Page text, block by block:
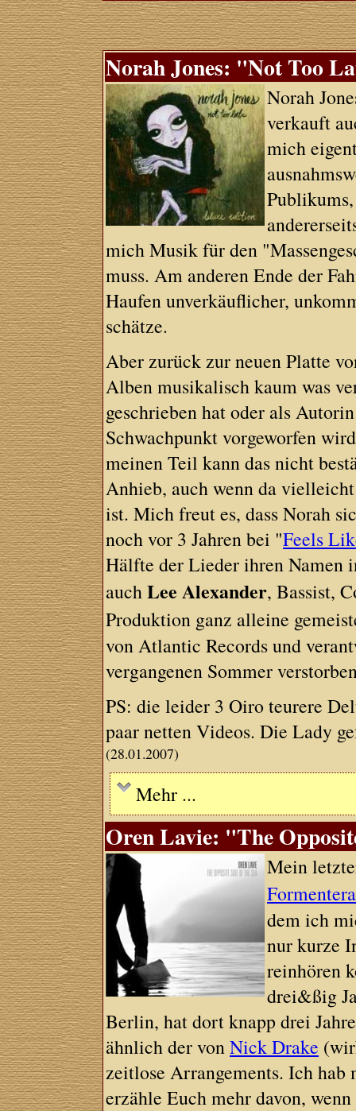
Norah Jones: "Not Too
Norah
verkauft
mich
mich Musik für den
muss. Am anderen Ende der
Haufen unverkäuflicher,
schätze.
Aber zurück zur neuen Platte
Alben musikalisch kaum was
geschrieben hat oder als
Schwachpunkt vorgeworfen
meinen Teil kann das nicht
Anhieb, auch wenn da
ist. Mich freut es, dass Norah
noch vor 3 Jahren bei "Feels
Hälfte der Lieder ihren Namen
auchLee Alexander, Bassist,
Produktion ganz alleine
von Atlantic Records und
vergangenen Sommer
PS: die leider 3 Oiro teurere
paar netten Videos. Die Lady
(28.01.2007)
Mehr ...
Oren Lavie: "The
Mein
Formentera
dem ich
nur kurze
reinhören
drei&ßig
Berlin, hat dort knapp drei
ähnlich der vonNick Drake
zeitlose Arrangements. Ich
erzähle Euch mehr davon,